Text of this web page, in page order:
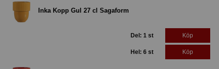
Inka Kopp Gul 27 cl Sagaform
Del: 1 st Köp
Hel: 6 st Köp